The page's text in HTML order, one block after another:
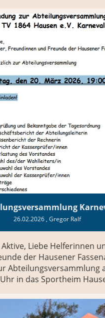
26.02.2026, Gregor Ralf
Liebe Helferinnen
der Hausener
Abteilungsversammlung
in das Sportheim